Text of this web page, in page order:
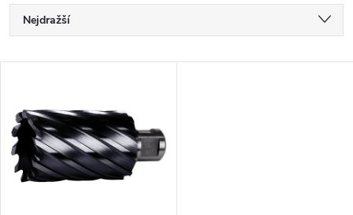
Ř
a
z
e
n
Nejdražší
Abecedně
ý
p